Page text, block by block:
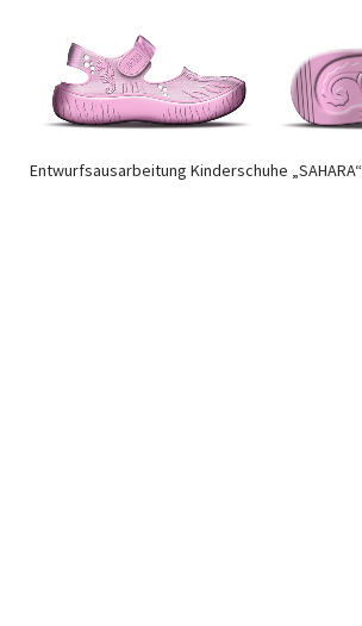
Entwurfsausarbeitung Kinderschuhe „SAHARA“